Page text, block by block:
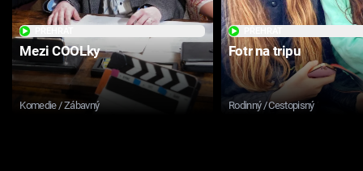
Mezi COOLky
Komedie / Zábavný
Fotr na tripu
Rodinný / Cestopisný